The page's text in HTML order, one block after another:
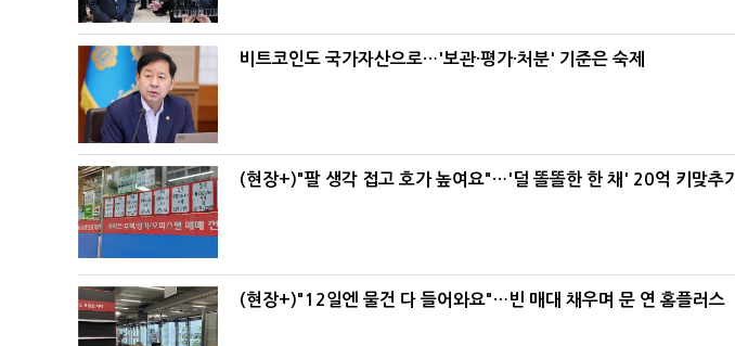
비트코인도 국가자산으로…'보관·평가·처분' 기준은 숙제
(현장+)"팔 생각 접고 호가 높여요"…'덜 똘똘한 한 채' 20억 키맞추기
(현장+)"12일엔 물건 다 들어와요"…빈 매대 채우며 문 연 홈플러스